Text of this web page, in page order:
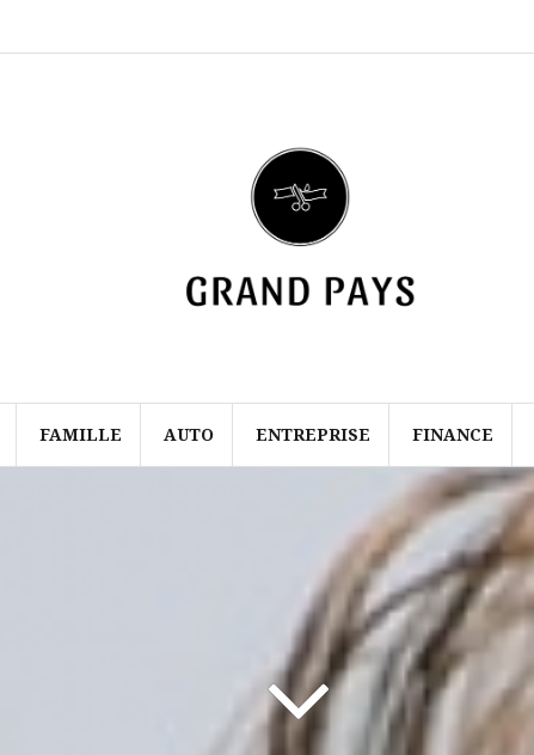
légales
FAMILLE AUTO ENTREPRISE FINANCE